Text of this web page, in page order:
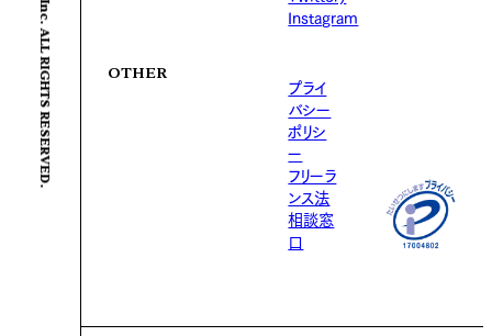
© ENJIN Inc. ALL RIGHTS RESERVED.
Instagram
OTHER
プライ
バシー
ポリシ
ー
フリーラ
ンス法
相談窓
口